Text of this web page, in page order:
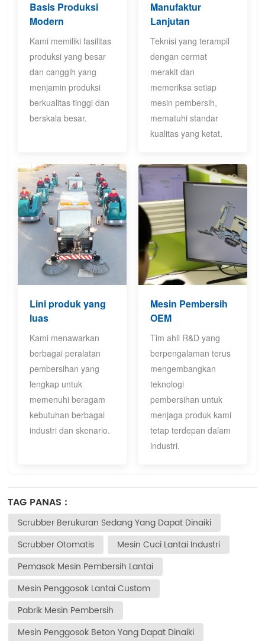
Basis Produksi
Modern
Kami memiliki fasilitas
produksi yang besar
dan canggih yang
menjamin produksi
berkualitas tinggi dan
berskala besar.
Manufaktur
Lanjutan
Teknisi yang terampil
dengan cermat
merakit dan
memeriksa setiap
mesin pembersih,
mematuhi standar
kualitas yang ketat.
Lini produk yang
luas
Kami menawarkan
berbagai peralatan
pembersihan yang
lengkap untuk
memenuhi beragam
kebutuhan berbagai
industri dan skenario.
Mesin Pembersih
OEM
Tim ahli R&D yang
berpengalaman terus
mengembangkan
teknologi
pembersihan untuk
menjaga produk kami
tetap terdepan dalam
industri.
TAG PANAS :
Scrubber Berukuran Sedang Yang Dapat Dinaiki
Scrubber Otomatis
Mesin Cuci Lantai Industri
Pemasok Mesin Pembersih Lantai
Mesin Penggosok Lantai Custom
Pabrik Mesin Pembersih
Mesin Penggosok Beton Yang Dapat Dinaiki